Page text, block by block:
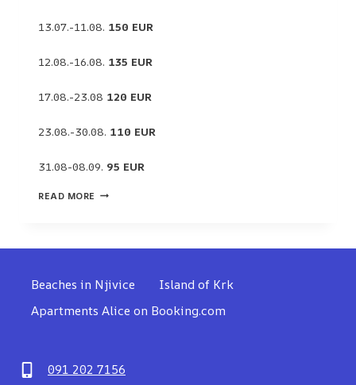
13.07.-11.08. 150 EUR
12.08.-16.08. 135 EUR
17.08.-23.08 120 EUR
23.08.-30.08. 110 EUR
31.08-08.09. 95 EUR
READ MORE SUITE
Beaches in Njivice
Island of Krk
Apartments Alice on Booking.com
091 202 7156